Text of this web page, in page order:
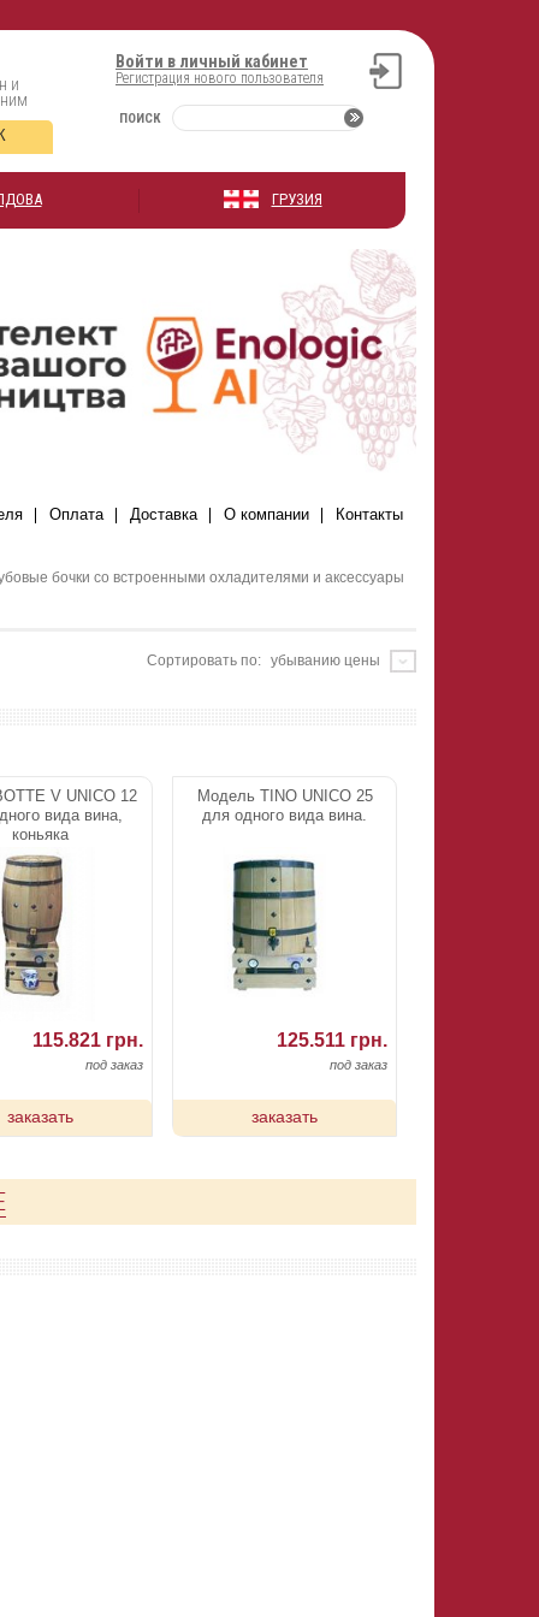
Войти в личный кабинет
Регистрация нового пользователя
ПОИСК
и
ГРУЗИЯ
Оплата Доставка О компании Контакты
бочки со встроенными охладителями и аксессуары
Сортировать по: убыванию цены
V UNICO 12
вида вина,
коньяка
115.821 грн.
под заказ
заказать
Модель TINO UNICO 25
для одного вида вина.
125.511 грн.
под заказ
заказать